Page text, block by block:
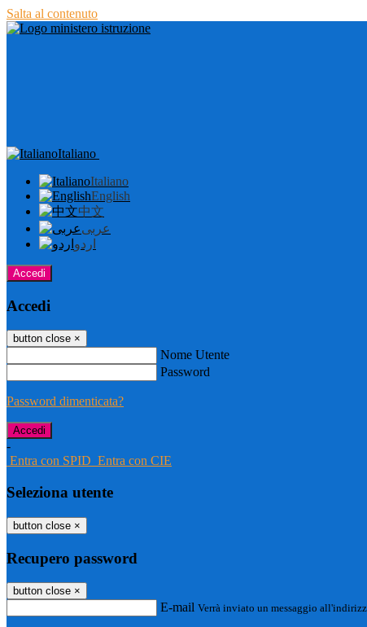
Salta al contenuto
Italiano
Italiano
English
中文
عربى
اردو
Accedi
Accedi
button close ×
Nome Utente
Password
Password dimenticata?
-
Entra con SPID Entra con CIE
Seleziona utente
button close ×
Recupero password
button close ×
E-mail Verrà inviato un messaggio